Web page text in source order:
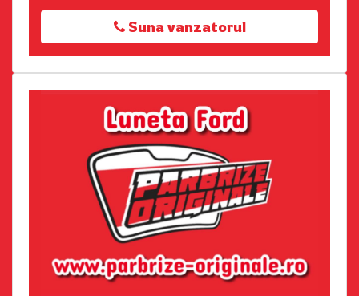
Suna vanzatorul